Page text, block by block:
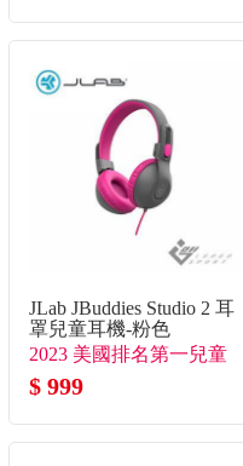
JLab JBuddies Studio 2 耳
罩兒童耳機-粉色
2023 美國排名第一兒童
耳機品牌
$ 999